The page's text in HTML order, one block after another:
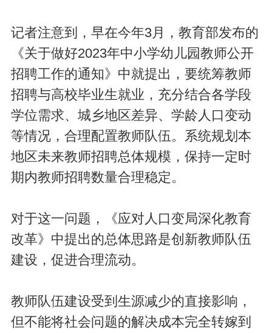
记者注意到，早在今年3月，教育部发布的
《关于做好2023年中小学幼儿园教师公开
招聘工作的通知》中就提出，要统筹教师
招聘与高校毕业生就业，充分结合各学段
学位需求、城乡地区差异、学龄人口变动
等情况，合理配置教师队伍。系统规划本
地区未来教师招聘总体规模，保持一定时
期内教师招聘数量合理稳定。
对于这一问题，《应对人口变局深化教育
改革》中提出的总体思路是创新教师队伍
建设，促进合理流动。
教师队伍建设受到生源减少的直接影响，
但不能将社会问题的解决成本完全转嫁到